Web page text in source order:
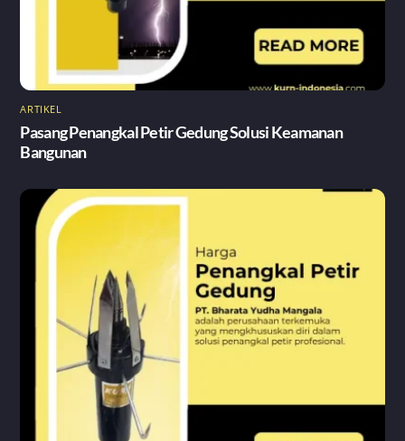
ARTIKEL
Pasang Penangkal Petir Gedung Solusi Keamanan
Bangunan